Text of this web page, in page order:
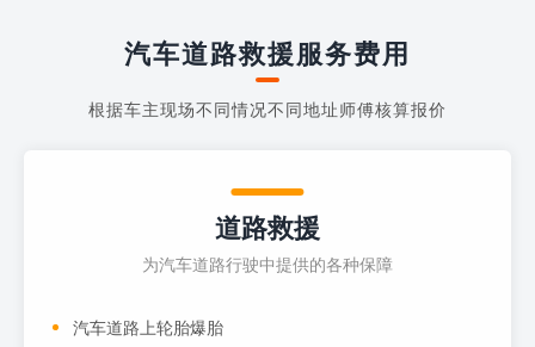
汽车道路救援服务费用
根据车主现场不同情况不同地址师傅核算报价
道路救援
为汽车道路行驶中提供的各种保障
汽车道路上轮胎爆胎